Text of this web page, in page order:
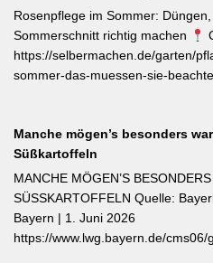
und Nutzgarten genau richtig.
Rosenpflege im Sommer:
Sommerschnitt richtig machen
https://selbermachen.de/garten/
sommer-das-muessen-sie-
bis Mitte Juli abgeschlossen sein,
Überwinterung vorbereiten
öfterblühende Sorten: Verwelkte
darunter sofort abschneiden –
verlängert die Blütezeit erheblich.
#Pflanzenpflege #Gehölze]
Manche mögen’s besonders
Süßkartoffeln
MANCHE MÖGEN’S
SÜSSKARTOFFELN Quelle:
Bayern | 1. Juni 2026
https://www.lwg.bayern.de/